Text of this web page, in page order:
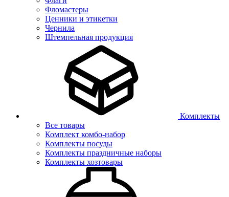
Фломастеры
Ценники и этикетки
Чернила
Штемпельная продукция
Комплекты
Все товары
Комплект комбо-набор
Комплекты посуды
Комплекты праздничные наборы
Комплекты хозтовары